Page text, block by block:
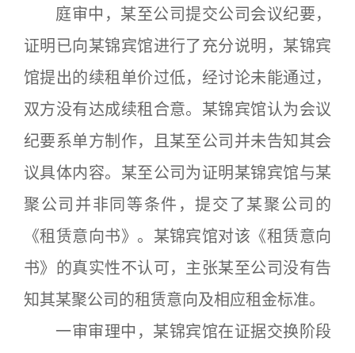
庭审中，某至公司提交公司会议纪要，
证明已向某锦宾馆进行了充分说明，某锦宾
馆提出的续租单价过低，经讨论未能通过，
双方没有达成续租合意。某锦宾馆认为会议
纪要系单方制作，且某至公司并未告知其会
议具体内容。某至公司为证明某锦宾馆与某
聚公司并非同等条件，提交了某聚公司的
《租赁意向书》。某锦宾馆对该《租赁意向
书》的真实性不认可，主张某至公司没有告
知其某聚公司的租赁意向及相应租金标准。
一审审理中，某锦宾馆在证据交换阶段